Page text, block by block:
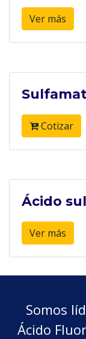
Ver más
Cotizar
Ácido
Ver más
Somos
Ácido